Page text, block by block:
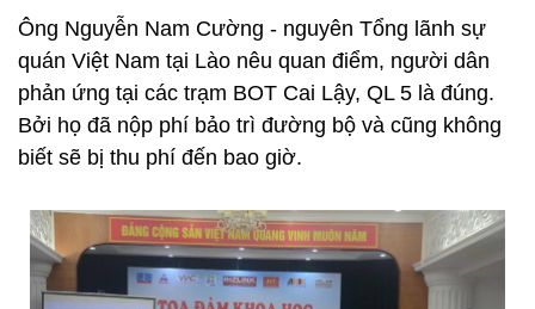
Ông Nguyễn Nam Cường - nguyên Tổng lãnh sự
quán Việt Nam tại Lào nêu quan điểm, người dân
phản ứng tại các trạm BOT Cai Lậy, QL 5 là đúng.
Bởi họ đã nộp phí bảo trì đường bộ và cũng không
biết sẽ bị thu phí đến bao giờ.